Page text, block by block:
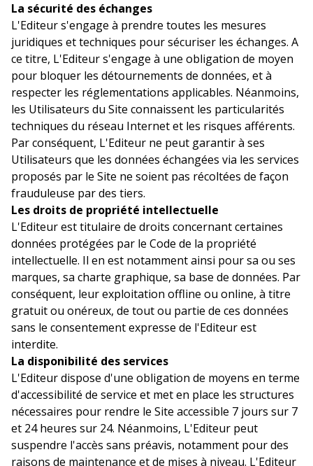
La sécurité des échanges
L'Editeur s'engage à prendre toutes les mesures
juridiques et techniques pour sécuriser les échanges. A
ce titre, L'Editeur s'engage à une obligation de moyen
pour bloquer les détournements de données, et à
respecter les réglementations applicables. Néanmoins,
les Utilisateurs du Site connaissent les particularités
techniques du réseau Internet et les risques afférents.
Par conséquent, L'Editeur ne peut garantir à ses
Utilisateurs que les données échangées via les services
proposés par le Site ne soient pas récoltées de façon
frauduleuse par des tiers.
Les droits de propriété intellectuelle
L'Editeur est titulaire de droits concernant certaines
données protégées par le Code de la propriété
intellectuelle. Il en est notamment ainsi pour sa ou ses
marques, sa charte graphique, sa base de données. Par
conséquent, leur exploitation offline ou online, à titre
gratuit ou onéreux, de tout ou partie de ces données
sans le consentement expresse de l'Editeur est
interdite.
La disponibilité des services
L'Editeur dispose d'une obligation de moyens en terme
d'accessibilité de service et met en place les structures
nécessaires pour rendre le Site accessible 7 jours sur 7
et 24 heures sur 24. Néanmoins, L'Editeur peut
suspendre l'accès sans préavis, notamment pour des
raisons de maintenance et de mises à niveau. L'Editeur